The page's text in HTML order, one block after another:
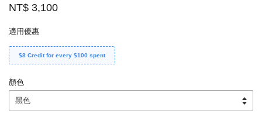
NT$ 3,100
適用優惠
$8 Credit for every $100 spent
顏色